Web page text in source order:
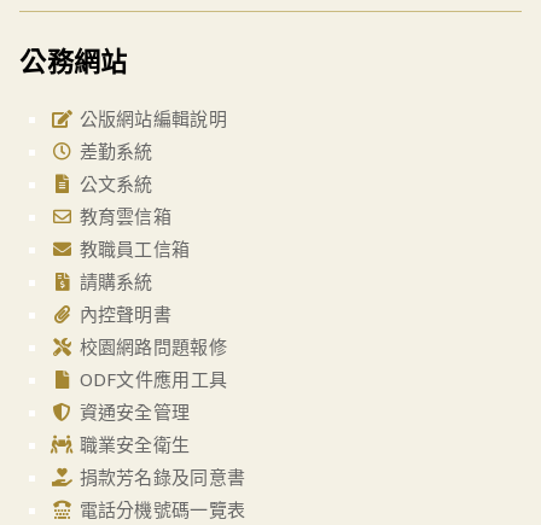
公務網站
公版網站編輯說明
差勤系統
公文系統
教育雲信箱
教職員工信箱
請購系統
內控聲明書
校園網路問題報修
ODF文件應用工具
資通安全管理
職業安全衛生
捐款芳名錄及同意書
電話分機號碼一覽表